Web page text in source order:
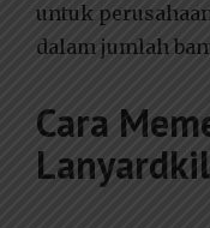
untuk
dalam jumlah
Cara